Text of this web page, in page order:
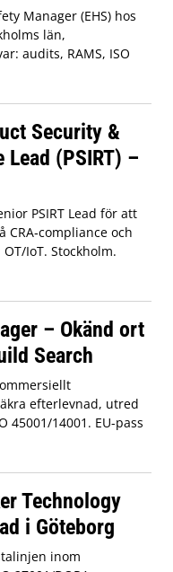
Manager (EHS) hos
län,
audits, RAMS, ISO
Security &
Lead (PSIRT) –
PSIRT Lead för att
och
IoT. Stockholm.
– Okänd ort
Search
efterlevnad, utred
14001. EU-pass
Technology
i Göteborg
inom